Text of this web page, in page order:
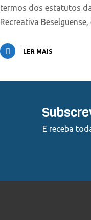
termos dos estatutos
Recreativa
LER MAIS
E receba